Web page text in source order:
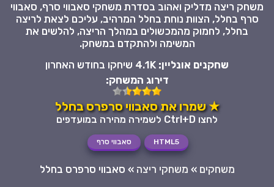
משחק ריצה מדליק ואהוב בסדרת משחקי סאבווי סרף, סאבווי
סרף בחלל, הצוות נוחת בחלל המרהיב, עליכם לצאת לריצה
בחלל, לחמוק מהמכשולים במהלך הריצה, להלשים את
המשימה ולהתקדם במשחק.
שחקנים אונליין: 4.1K שיחקו בחודש האחרון
דירוג המשחק:
★ שמרו את סאבווי סרפרס בחלל
לחצו Ctrl+D לשמירה מהירה במועדפים
HTML5 סאבווי סרף
משחקים » משחקי ריצה » סאבווי סרפרס בחלל